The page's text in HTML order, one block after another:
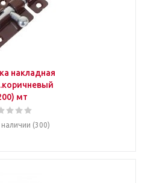
накладная
мт
наличии (300)